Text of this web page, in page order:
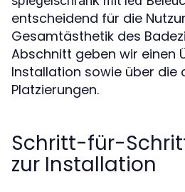
entscheidend für die
Gesamtästhetik des
Abschnitt geben wir einen
Installation sowie über die
Platzierungen.
Schritt-für-
zur Installation